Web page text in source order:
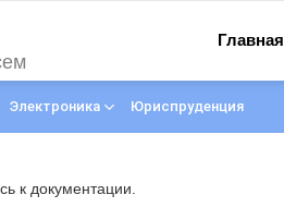
Главная
Электроника Юриспруденция
к документации.